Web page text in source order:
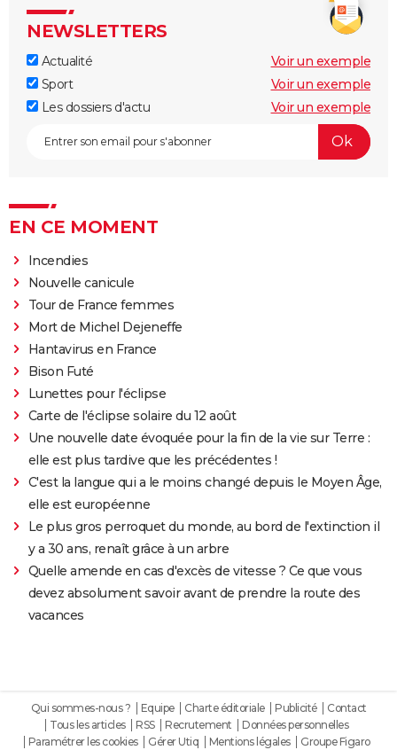
NEWSLETTERS
Actualité
Voir un exemple
Sport
Voir un exemple
Les dossiers d'actu
Voir un exemple
EN CE MOMENT
Incendies
Nouvelle canicule
Tour de France femmes
Mort de Michel Dejeneffe
Hantavirus en France
Bison Futé
Lunettes pour l'éclipse
Carte de l'éclipse solaire du 12 août
Une nouvelle date évoquée pour la fin de la vie sur Terre :
elle est plus tardive que les précédentes !
C'est la langue qui a le moins changé depuis le Moyen Âge,
elle est européenne
Le plus gros perroquet du monde, au bord de l'extinction il
y a 30 ans, renaît grâce à un arbre
Quelle amende en cas d'excès de vitesse ? Ce que vous
devez absolument savoir avant de prendre la route des
vacances
Qui sommes-nous ? Equipe Charte éditoriale Publicité
Contact
Tous les articles
RSS Recrutement
Données personnelles
Paramétrer les cookies
Gérer Utiq Mentions légales
Groupe Figaro